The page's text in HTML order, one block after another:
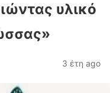
υλικό
3 έτη ago